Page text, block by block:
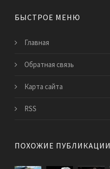
БЫСТРОЕ МЕНЮ
Главная
Обратная связь
Карта сайта
RSS
ПОХОЖИЕ ПУБЛИКАЦИИ